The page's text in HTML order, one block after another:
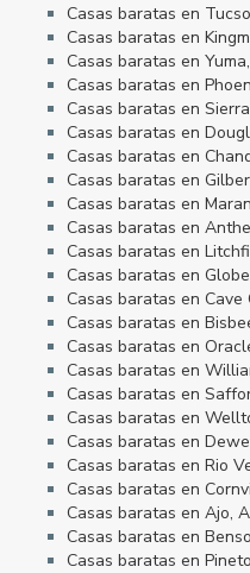
Casas baratas en
Casas baratas en
Casas baratas en
Casas baratas en
Casas baratas en
Casas baratas en
Casas baratas en
Casas baratas en
Casas baratas en
Casas baratas en
Casas baratas en
Casas baratas en
Casas baratas en Cave
Casas baratas en
Casas baratas en
Casas baratas en
Casas baratas en
Casas baratas en
Casas baratas en
Casas baratas en Rio
Casas baratas en
Casas baratas en Ajo,
Casas baratas en
Casas baratas en